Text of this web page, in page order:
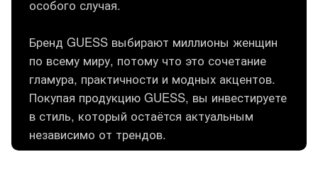
особого случая.
Бренд GUESS выбирают миллионы женщин
по всему миру, потому что это сочетание
гламура, практичности и модных акцентов.
Покупая продукцию GUESS, вы инвестируете
в стиль, который остаётся актуальным
независимо от трендов.